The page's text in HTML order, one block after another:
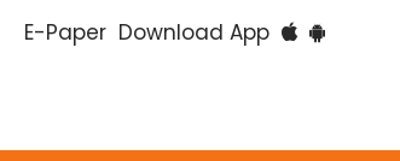
E-Paper Download App